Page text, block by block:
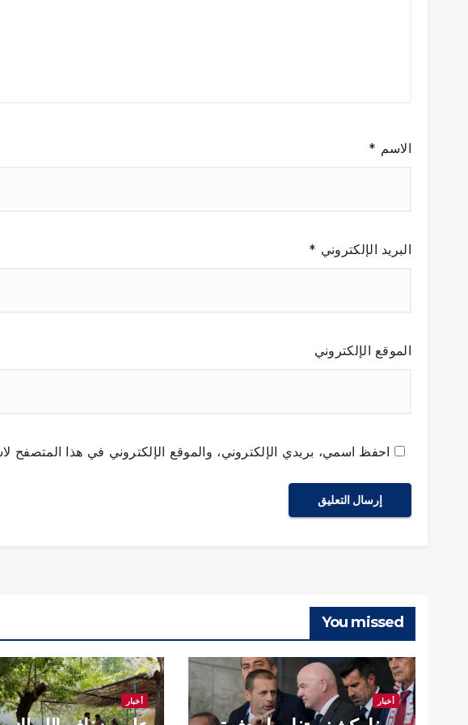
الاسم *
البريد الإلكتروني *
الموقع الإلكتروني
احفظ اسمي، بريدي الإلكتروني، والموقع الإلكتروني في هذا المتصفح
You missed
أخبار أخبار